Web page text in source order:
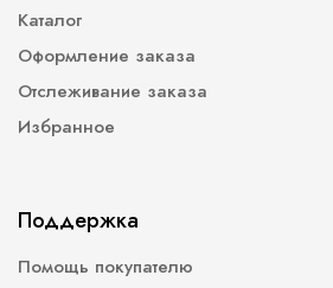
Каталог
Оформление заказа
Отслеживание заказа
Избранное
Поддержка
Помощь покупателю